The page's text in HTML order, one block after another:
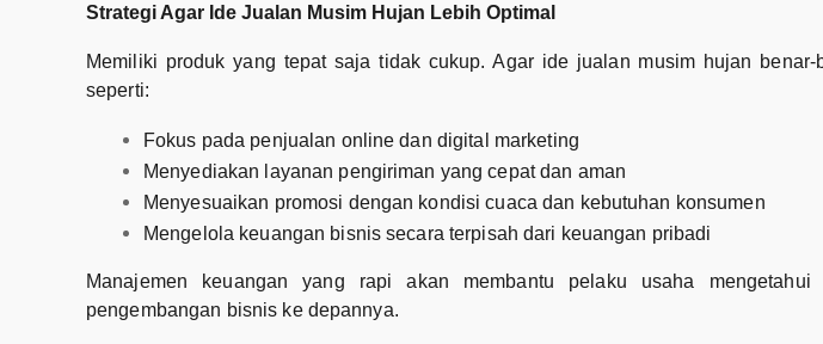
Strategi Agar Ide Jualan Musim Hujan Lebih Optimal
Memiliki produk yang tepat saja tidak cukup. Agar ide jualan musim hujan
seperti:
Fokus pada penjualan online dan digital marketing
Menyediakan layanan pengiriman yang cepat dan aman
Menyesuaikan promosi dengan kondisi cuaca dan kebutuhan konsumen
Mengelola keuangan bisnis secara terpisah dari keuangan pribadi
Manajemen keuangan yang rapi akan membantu pelaku usaha
pengembangan bisnis ke depannya.